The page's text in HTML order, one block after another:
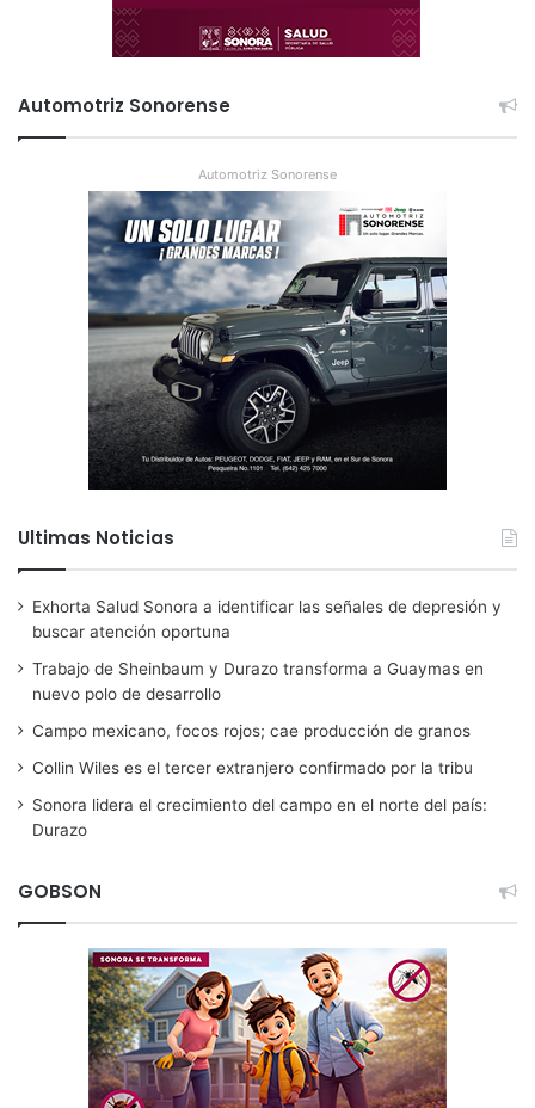
Automotriz Sonorense
Automotriz Sonorense
Ultimas Noticias
Exhorta Salud Sonora a identificar las señales de depresión y
buscar atención oportuna
Trabajo de Sheinbaum y Durazo transforma a Guaymas en
nuevo polo de desarrollo
Campo mexicano, focos rojos; cae producción de granos
Collin Wiles es el tercer extranjero confirmado por la tribu
Sonora lidera el crecimiento del campo en el norte del país:
Durazo
GOBSON